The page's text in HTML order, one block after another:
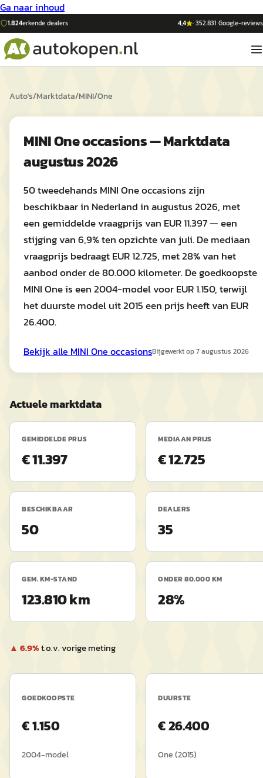
Ga naar inhoud
1.824erkende dealers 4,4 ·352.831 Google-reviews
Auto's/Marktdata/MINI/One
MINI One occasions — Marktdata
augustus 2026
50 tweedehands MINI One occasions zijn
beschikbaar in Nederland in augustus 2026, met
een gemiddelde vraagprijs van EUR 11.397 — een
stijging van 6,9% ten opzichte van juli. De mediaan
vraagprijs bedraagt EUR 12.725, met 28% van het
aanbod onder de 80.000 kilometer. De goedkoopste
MINI One is een 2004-model voor EUR 1.150, terwijl
het duurste model uit 2015 een prijs heeft van EUR
26.400.
Bekijk alle MINI One occasionsBijgewerkt op7 augustus 2026
Actuele marktdata
GEMIDDELDE PRIJS
€ 11.397
MEDIAAN PRIJS
€ 12.725
BESCHIKBAAR
50
DEALERS
35
GEM. KM-STAND
123.810 km
ONDER 80.000 KM
28%
▲ 6.9%t.o.v. vorige meting
GOEDKOOPSTE
€1.150
2004-model
DUURSTE
€26.400
One(2015)